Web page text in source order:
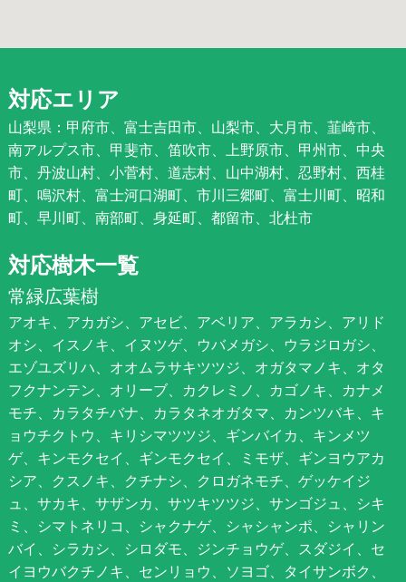
対応エリア
山梨県：甲府市、富士吉田市、山梨市、大月市、韮崎市、
南アルプス市、甲斐市、笛吹市、上野原市、甲州市、中央
市、丹波山村、小菅村、道志村、山中湖村、忍野村、西桂
町、鳴沢村、富士河口湖町、市川三郷町、富士川町、昭和
町、早川町、南部町、身延町、都留市、北杜市
対応樹木一覧
常緑広葉樹
アオキ、アカガシ、アセビ、アベリア、アラカシ、アリド
オシ、イスノキ、イヌツゲ、ウバメガシ、ウラジロガシ、
エゾユズリハ、オオムラサキツツジ、オガタマノキ、オタ
フクナンテン、オリーブ、カクレミノ、カゴノキ、カナメ
モチ、カラタチバナ、カラタネオガタマ、カンツバキ、キ
ョウチクトウ、キリシマツツジ、ギンバイカ、キンメツ
ゲ、キンモクセイ、ギンモクセイ、ミモザ、ギンヨウアカ
シア、クスノキ、クチナシ、クロガネモチ、ゲッケイジ
ュ、サカキ、サザンカ、サツキツツジ、サンゴジュ、シキ
ミ、シマトネリコ、シャクナゲ、シャシャンポ、シャリン
バイ、シラカシ、シロダモ、ジンチョウゲ、スダジイ、セ
イヨウバクチノキ、センリョウ、ソヨゴ、タイサンボク、